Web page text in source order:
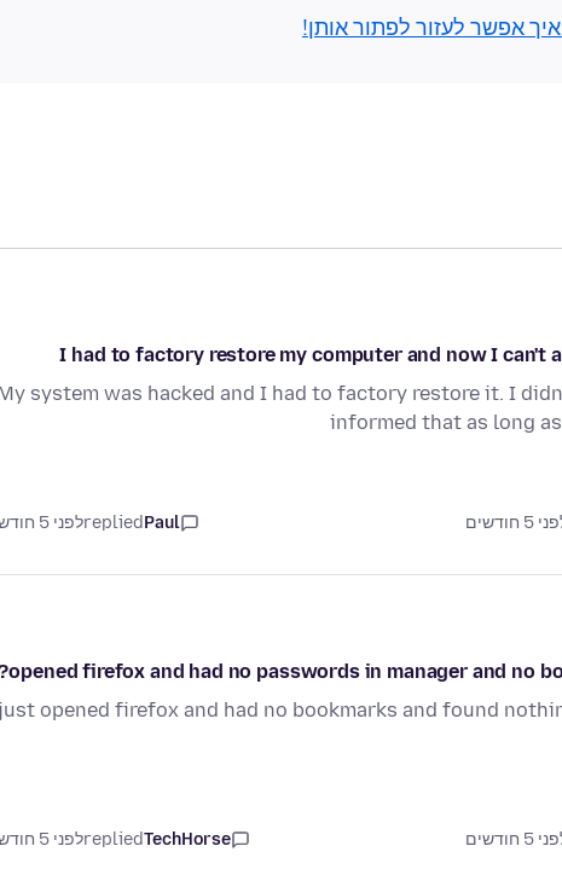
איך אפשר לעזור לפתור אותן!
I had to factory restore my computer and now I can't
system was hacked and I had to factory restore it. I
informed that as long
Paul
repliedלפני 5 חודשים
opened firefox and had no passwords in manager and no
opened firefox and had no bookmarks and found
TechHorse
repliedלפני 5 חודשים